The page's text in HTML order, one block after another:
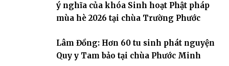
ý nghĩa của khóa Sinh hoạt Phật pháp
mùa hè 2026 tại chùa Trường Phước
Lâm Đồng: Hơn 60 tu sinh phát nguyện
Quy y Tam bảo tại chùa Phước Minh